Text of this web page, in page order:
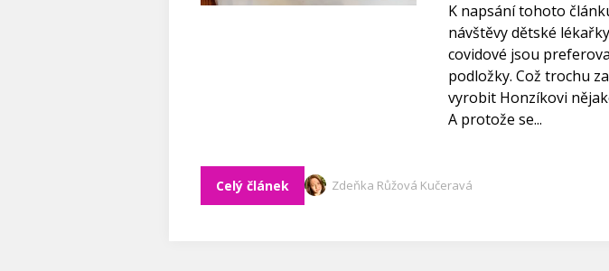
K napsání tohoto
návštěvy dětské
covidové jsou
podložky. Což trochu
vyrobit Honzíkovi
A protože se...
Celý článek Zdeňka Růžová Kučeravá